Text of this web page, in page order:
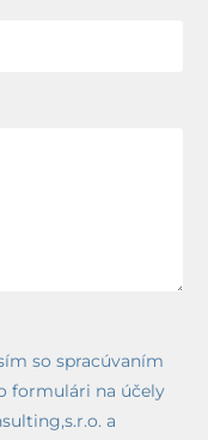
so spracúvaním
formulári na účely
a